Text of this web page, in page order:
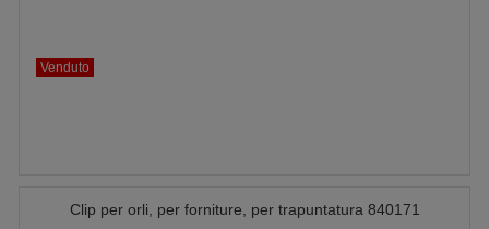
Venduto
Clip per orli, per forniture, per trapuntatura 840171